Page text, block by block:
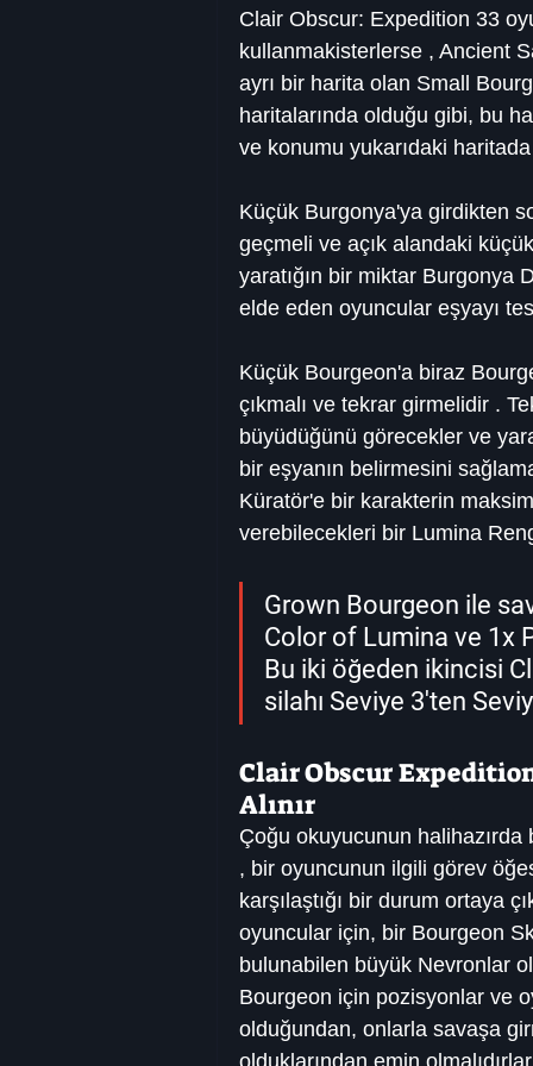
Clair Obscur: Expedition 33
kullanmakisterlerse , Ancient
ayrı bir harita olan Small
haritalarında olduğu gibi, bu
ve konumu yukarıdaki
Küçük Burgonya'ya girdikten
geçmeli ve açık alandaki
yaratığın bir miktar Burgonya
elde eden oyuncular eşyayı
Küçük Bourgeon'a biraz
çıkmalı ve tekrar girmelidir .
büyüdüğünü görecekler ve
bir eşyanın belirmesini
Küratör'e bir karakterin
verebilecekleri bir Lumina
Grown Bourgeon ile
Color of Lumina ve 1x
Bu iki öğeden ikincisi
silahı Seviye 3'ten
Clair Obscur
Alınır
Çoğu okuyucunun
, bir oyuncunun ilgili görev
karşılaştığı bir durum ortaya
oyuncular için, bir Bourgeon
bulunabilen büyük Nevronlar
Bourgeon için pozisyonlar ve
olduğundan, onlarla savaşa
olduklarından emin